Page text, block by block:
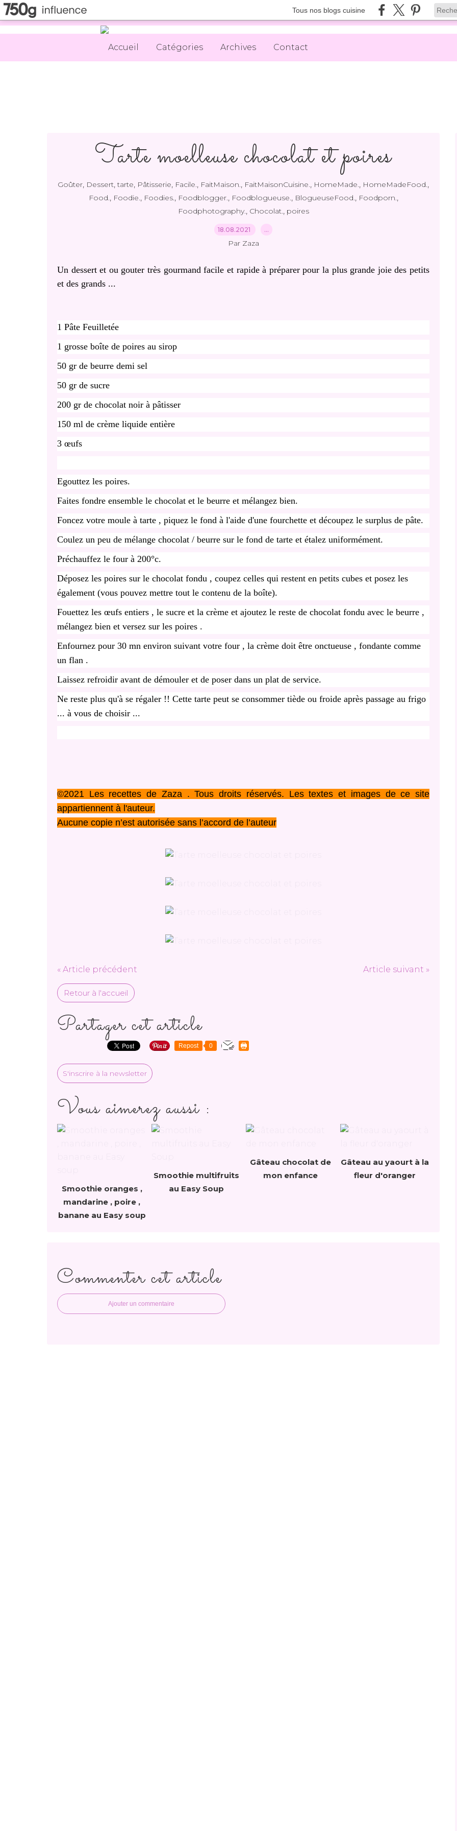
Tous nos blogs cuisine
Accueil Catégories Archives Contact
Tarte moelleuse chocolat et poires
Goûter, Dessert,tarte, Pâtisserie, Facile., FaitMaison., FaitMaisonCuisine., HomeMade., HomeMadeFood.,
Food., Foodie., Foodies., Foodblogger., Foodblogueuse., BlogueuseFood., Foodporn.,
Foodphotography., Chocolat., poires
18.08.2021 …
Par Zaza
Un dessert et ou gouter très gourmand facile et rapide à préparer pour la plus grande joie des petits
et des grands ...
1 Pâte Feuilletée
1 grosse boîte de poires au sirop
50 gr de beurre demi sel
50 gr de sucre
200 gr de chocolat noir à pâtisser
150 ml de crème liquide entière
3 œufs
Egouttez les poires.
Faites fondre ensemble le chocolat et le beurre et mélangez bien.
Foncez votre moule à tarte , piquez le fond à l'aide d'une fourchette et découpez le surplus de pâte.
Coulez un peu de mélange chocolat / beurre sur le fond de tarte et étalez uniformément.
Préchauffez le four à 200°c.
Déposez les poires sur le chocolat fondu , coupez celles qui restent en petits cubes et posez les
également (vous pouvez mettre tout le contenu de la boîte).
Fouettez les œufs entiers , le sucre et la crème et ajoutez le reste de chocolat fondu avec le beurre ,
mélangez bien et versez sur les poires .
Enfournez pour 30 mn environ suivant votre four , la crème doit être onctueuse , fondante comme
un flan .
Laissez refroidir avant de démouler et de poser dans un plat de service.
Ne reste plus qu'à se régaler !! Cette tarte peut se consommer tiède ou froide après passage au frigo
... à vous de choisir ...
©2021 Les recettes de Zaza . Tous droits réservés. Les textes et images de ce site
appartiennent à l'auteur.
Aucune copie n’est autorisée sans l’accord de l’auteur
« Article précédent Article suivant »
Retour à l'accueil
Partager cet article
Repost 0
S'inscrire à la newsletter
Vous aimerez aussi :
Smoothie oranges ,
mandarine , poire ,
banane au Easy soup
Smoothie multifruits
au Easy Soup
Gâteau chocolat de
mon enfance
Gâteau au yaourt à la
fleur d'oranger
Commenter cet article
Ajouter un commentaire